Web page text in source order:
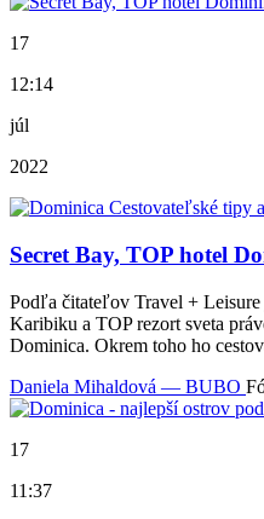
17
12:14
júl
2022
Secret Bay, TOP hotel
Podľa čitateľov Travel +
Karibiku a TOP rezort sveta
Dominica. Okrem toho ho
Daniela Mihaldová — BUBO
17
11:37